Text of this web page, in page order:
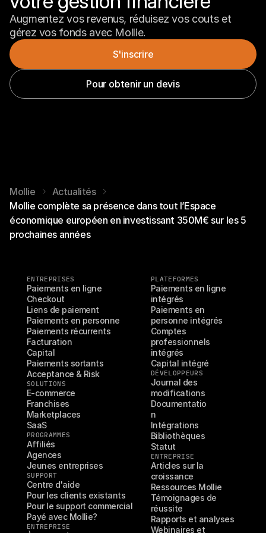
Augmentez vos revenus, réduisez vos couts et
gérez vos fonds avec Mollie.
S'inscrire
Pour obtenir un devis
Mollie
Actualités
Mollie complète sa présence dans tout l’Espace
économique européen en investissant 350M€ sur les 5
prochaines années
ENTREPRISES
Paiements en ligne
Checkout
Liens de paiement
Paiements en personne
Paiements récurrents
Facturation
Capital
Paiements sortants
Acceptance & Risk
SOLUTIONS
E-commerce
Franchises
Marketplaces
SaaS
PROGRAMMES
Affiliés
Agences
Jeunes entreprises
SUPPORT
Centre d'aide
Pour les clients existants
Pour le support commercial
Payé avec Mollie?
ENTREPRISE
PLATEFORMES
Paiements en ligne
intégrés
Paiements en
personne intégrés
Comptes
professionnels
intégrés
Capital intégré
DÉVELOPPEURS
Journal des
modifications
Documentatio
n
Intégrations
Bibliothèques
Statut
ENTREPRISE
Articles sur la
croissance
Ressources Mollie
Témoignages de
réussite
Rapports et analyses
Webinaires et